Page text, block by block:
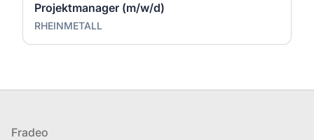
Projektmanager (m/w/d)
RHEINMETALL
Pied de page
Fradeo